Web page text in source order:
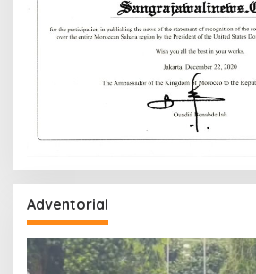
Adventorial